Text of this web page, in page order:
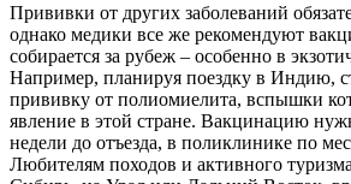
Прививки от других заболеваний
однако медики все же рекомендуют
собирается за рубеж – особенно в
Например, планируя поездку в Индию,
прививку от полиомиелита, вспышки
явление в этой стране. Вакцинацию
недели до отъезда, в поликлинике по
Любителям походов и активного